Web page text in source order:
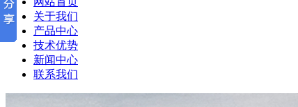
关于我们
产品中心
技术优势
新闻中心
联系我们